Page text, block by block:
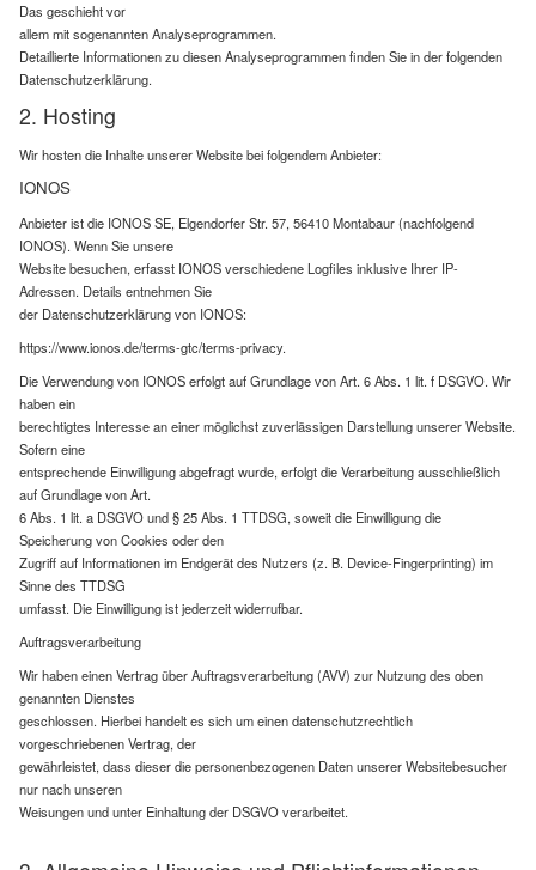
Das geschieht vor
allem mit sogenannten Analyseprogrammen.
Detaillierte Informationen zu diesen Analyseprogrammen finden Sie in der folgenden
Datenschutzerklärung.
2. Hosting
Wir hosten die Inhalte unserer Website bei folgendem Anbieter:
IONOS
Anbieter ist die IONOS SE, Elgendorfer Str. 57, 56410 Montabaur (nachfolgend
IONOS). Wenn Sie unsere
Website besuchen, erfasst IONOS verschiedene Logfiles inklusive Ihrer IP-
Adressen. Details entnehmen Sie
der Datenschutzerklärung von IONOS:
https://www.ionos.de/terms-gtc/terms-privacy.
Die Verwendung von IONOS erfolgt auf Grundlage von Art. 6 Abs. 1 lit. f DSGVO. Wir
haben ein
berechtigtes Interesse an einer möglichst zuverlässigen Darstellung unserer Website.
Sofern eine
entsprechende Einwilligung abgefragt wurde, erfolgt die Verarbeitung ausschließlich
auf Grundlage von Art.
6 Abs. 1 lit. a DSGVO und § 25 Abs. 1 TTDSG, soweit die Einwilligung die
Speicherung von Cookies oder den
Zugriff auf Informationen im Endgerät des Nutzers (z. B. Device-Fingerprinting) im
Sinne des TTDSG
umfasst. Die Einwilligung ist jederzeit widerrufbar.
Auftragsverarbeitung
Wir haben einen Vertrag über Auftragsverarbeitung (AVV) zur Nutzung des oben
genannten Dienstes
geschlossen. Hierbei handelt es sich um einen datenschutzrechtlich
vorgeschriebenen Vertrag, der
gewährleistet, dass dieser die personenbezogenen Daten unserer Websitebesucher
nur nach unseren
Weisungen und unter Einhaltung der DSGVO verarbeitet.